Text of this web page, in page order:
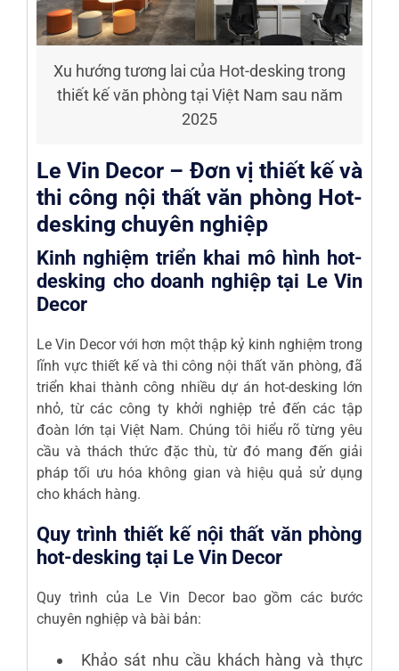
Xu hướng tương lai của Hot-desking trong
thiết kế văn phòng tại Việt Nam sau năm
2025
Le Vin Decor – Đơn vị thiết kế và
thi công nội thất văn phòng Hot-
desking chuyên nghiệp
Kinh nghiệm triển khai mô hình hot-
desking cho doanh nghiệp tại Le Vin
Decor
Le Vin Decor với hơn một thập kỷ kinh nghiệm trong
lĩnh vực thiết kế và thi công nội thất văn phòng, đã
triển khai thành công nhiều dự án hot-desking lớn
nhỏ, từ các công ty khởi nghiệp trẻ đến các tập
đoàn lớn tại Việt Nam. Chúng tôi hiểu rõ từng yêu
cầu và thách thức đặc thù, từ đó mang đến giải
pháp tối ưu hóa không gian và hiệu quả sử dụng
cho khách hàng.
Quy trình thiết kế nội thất văn phòng
hot-desking tại Le Vin Decor
Quy trình của Le Vin Decor bao gồm các bước
chuyên nghiệp và bài bản:
Khảo sát nhu cầu khách hàng và thực